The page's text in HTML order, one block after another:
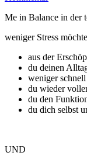
in
…
go
…
Me in Balance in der
weniger Stress
aus der
du deinen
weniger
du wieder
du den
du dich selbst
UND